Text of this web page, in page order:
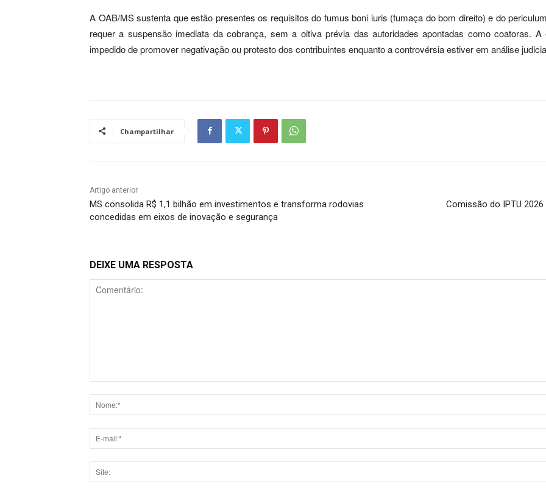
A OAB/MS sustenta que estão presentes os requisitos do fumus boni iuris (fumaça do bom direito) e do
requer a suspensão imediata da cobrança, sem a oitiva prévia das autoridades apontadas como coatoras.
impedido de promover negativação ou protesto dos contribuintes enquanto a controvérsia estiver em análise
Champartilhar
Artigo anterior
MS consolida R$ 1,1 bilhão em investimentos e transforma rodovias
concedidas em eixos de inovação e segurança
Comissão do IPTU
DEIXE UMA RESPOSTA